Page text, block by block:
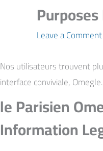
Leave a Comment
Nos utilisateurs trouvent
interface conviviale,
le Parisien
Information